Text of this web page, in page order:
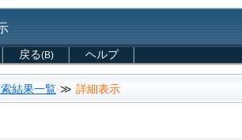
戻る(B) ヘルプ
結果一覧 ≫ 詳細表示